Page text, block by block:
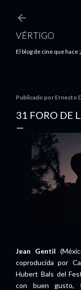
VÉRTIGO
El blog de cine que hace
Publicado por Ernesto
31 FORO DE
Jean Gentil
coproducida por
Hubert Bals del
con buen